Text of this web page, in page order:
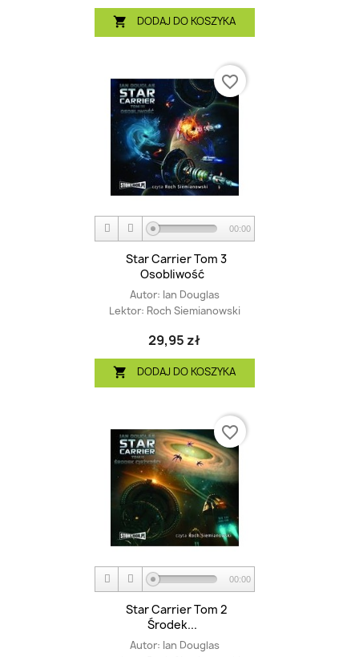
 DODAJ DO KOSZYKA
00:00
Star Carrier Tom 3
Osobliwość
Autor: Ian Douglas
Lektor: Roch Siemianowski
29,95 zł
 DODAJ DO KOSZYKA
favorite_border
00:00
Star Carrier Tom 2
Środek...
Autor: Ian Douglas
favorite_border